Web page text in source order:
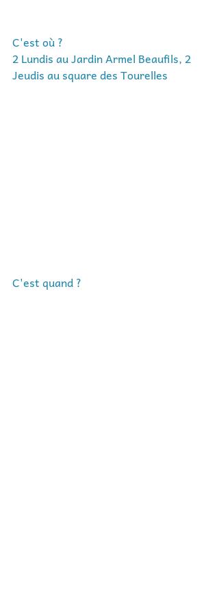
C'est où ?
2 Lundis au Jardin Armel Beaufils, 2
Jeudis au square des Tourelles
C'est quand ?